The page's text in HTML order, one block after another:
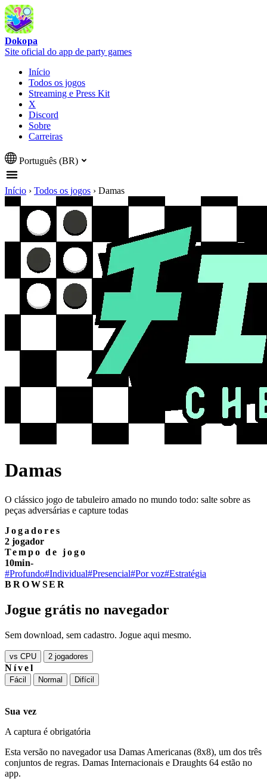
Dokopa
Site oficial do app de party games
Início
Todos os jogos
Streaming e Press Kit
X
Discord
Sobre
Carreiras
Português (BR)
Início › Todos os jogos › Damas
Damas
O clássico jogo de tabuleiro amado no mundo todo: salte sobre as
peças adversárias e capture todas
Jogadores
2 jogador
Tempo de jogo
10min-
#Profundo#Individual#Presencial#Por voz#Estratégia
BROWSER
Jogue grátis no navegador
Sem download, sem cadastro. Jogue aqui mesmo.
vs CPU 2 jogadores
Nível
Fácil Normal Difícil
Sua vez
A captura é obrigatória
Esta versão no navegador usa Damas Americanas (8x8), um dos três
conjuntos de regras. Damas Internacionais e Draughts 64 estão no
app.